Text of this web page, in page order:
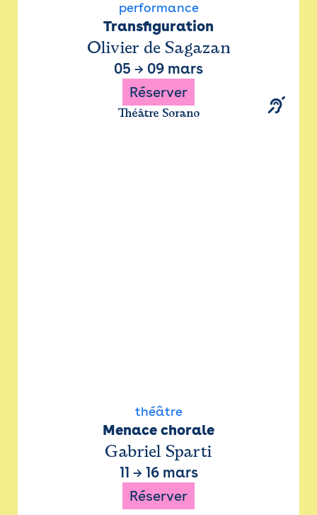
performance
Transfiguration
Olivier de Sagazan
05 → 09 mars
Réserver
Théâtre Sorano
théâtre
Menace chorale
Gabriel Sparti
11 → 16 mars
Réserver